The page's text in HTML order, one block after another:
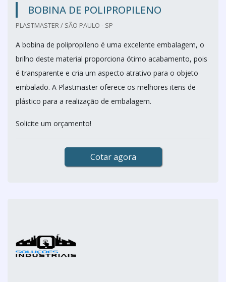
BOBINA DE POLIPROPILENO
PLASTMASTER / SÃO PAULO - SP
A bobina de polipropileno é uma excelente embalagem, o
brilho deste material proporciona ótimo acabamento, pois
é transparente e cria um aspecto atrativo para o objeto
embalado. A Plastmaster oferece os melhores itens de
plástico para a realização de embalagem.
Solicite um orçamento!
Cotar agora